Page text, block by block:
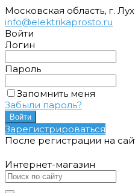
Московская область, г.
info@elektrikaprosto.ru
Войти
Логин
Пароль
Запомнить меня
Забыли пароль?
Зарегистрироваться
После регистрации на
Интернет-магазин